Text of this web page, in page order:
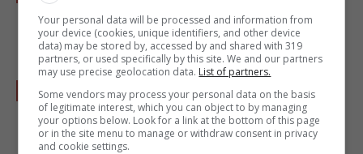
aggiustate di sale e aggiungete il
peperoncino, se lo usate.
Fate cuocere circa mezzora (il tempo può
variare a seconda della grossezza dei totani
usati).
Your personal data will be processed and information from
your device (cookies, unique identifiers, and other device
data) may be stored by, accessed by and shared with 319
partners, or used specifically by this site. We and our partners
may use precise geolocation data. List of partners.
Some vendors may process your personal data on the basis
of legitimate interest, which you can object to by managing
your options below. Look for a link at the bottom of this page
or in the site menu to manage or withdraw consent in privacy
and cookie settings.